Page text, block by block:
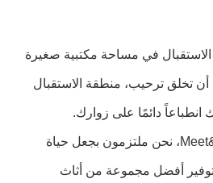
في مساحة مكتبية صغيرة
تخلق ترحيب، منطقة الاستقبال
انطباعاً دائمًا على زوارك.
في Meet&Co Office Furniture، نحن ملتزمون بجعل حياة
أفضل مجموعة من أثاث